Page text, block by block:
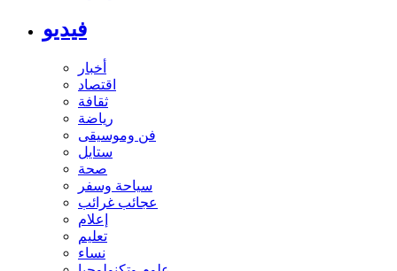
فيديو
أخبار
اقتصاد
ثقافة
رياضة
فن وموسيقى
ستايل
صحة
سياحة وسفر
عجائب غرائب
إعلام
تعليم
نساء